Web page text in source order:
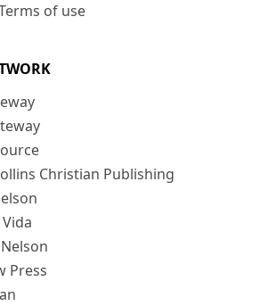
of use
Christian Publishing
Press